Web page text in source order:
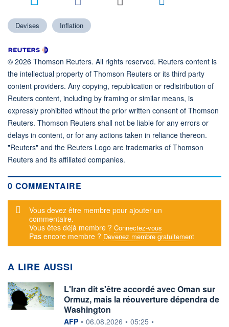
Devises Inflation
© 2026 Thomson Reuters. All rights reserved. Reuters content is
the intellectual property of Thomson Reuters or its third party
content providers. Any copying, republication or redistribution of
Reuters content, including by framing or similar means, is
expressly prohibited without the prior written consent of Thomson
Reuters. Thomson Reuters shall not be liable for any errors or
delays in content, or for any actions taken in reliance thereon.
"Reuters" and the Reuters Logo are trademarks of Thomson
Reuters and its affiliated companies.
0 COMMENTAIRE
Message d'alerte
Vous devez être membre pour ajouter un
commentaire.
Vous êtes déjà membre ? Connectez-vous
Pas encore membre ? Devenez membre gratuitement
A LIRE AUSSI
L'Iran dit s'être accordé avec Oman sur
Ormuz, mais la réouverture dépendra de
Washington
information fournie par
AFP • 06.08.2026 • 05:25 •